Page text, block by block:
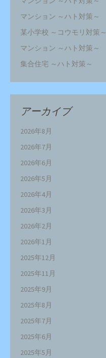
マンション ～ハト対策～
某小学校 ～コウモリ対策～
マンション ～ハト対策～
集合住宅 ～ハト対策～
アーカイブ
2026年8月
2026年7月
2026年6月
2026年5月
2026年4月
2026年3月
2026年2月
2026年1月
2025年12月
2025年11月
2025年9月
2025年8月
2025年7月
2025年6月
2025年5月